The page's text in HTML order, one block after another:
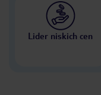
Lider niskich cen